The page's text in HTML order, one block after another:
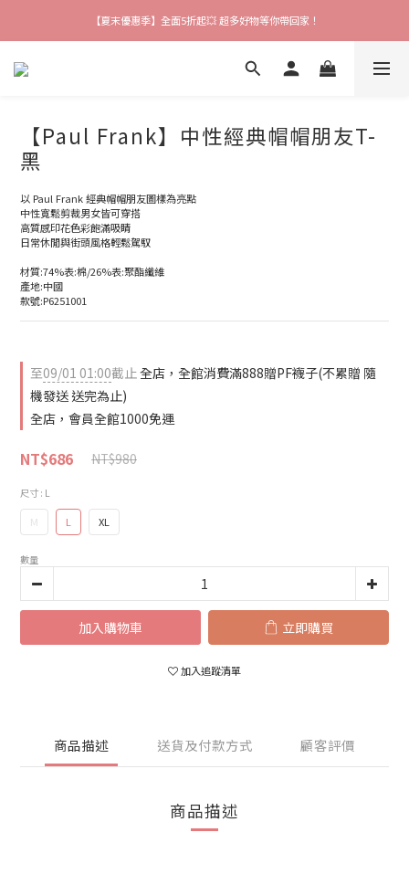
【爸氣猴厲害】 滿$888送襪子 再享吊飾加購價🎉
【夏末優惠季】全面5折起💥 超多好物等你帶回家！
【Paul Frank】中性經典帽帽朋友T-
黑
以 Paul Frank 經典帽帽朋友圖樣為亮點
中性寬鬆剪裁男女皆可穿搭
高質感印花色彩飽滿吸睛
日常休閒與街頭風格輕鬆駕馭
材質:74%表:棉/26%表:聚酯纖維
產地:中國
款號:P6251001
至09/01 01:00截止全店，全館消費滿888贈PF襪子(不累贈 隨
機發送 送完為止)
全店，會員全館1000免運
NT$686 NT$980
尺寸 : L
M L XL
數量
加入購物車 立即購買
加入追蹤清單
商品描述 送貨及付款方式 顧客評價
商品描述